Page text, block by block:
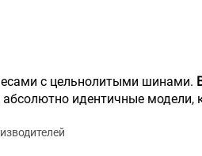
с цельнолитыми шинами.
идентичные модели,